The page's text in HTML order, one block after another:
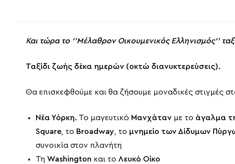
Και τώρα το ‘’Μέλαθρον Οικουμενικός Ελληνισμός’’
Ταξίδι ζωής δέκα ημερών (οκτώ διανυκτερεύσεις).
Θα επισκεφθούμε και θα ζήσουμε μοναδικές στιγμές
Νέα Υόρκη. Το μαγευτικό Μανχάταν με το άγαλμα
Square , το Broadway , το μνημείο των Δίδυμων
συνοικία στον πλανήτη
Τη Washington και το Λευκό Οίκο